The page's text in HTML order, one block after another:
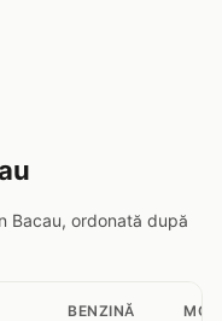
Bacau, ordonată după
BENZINĂ